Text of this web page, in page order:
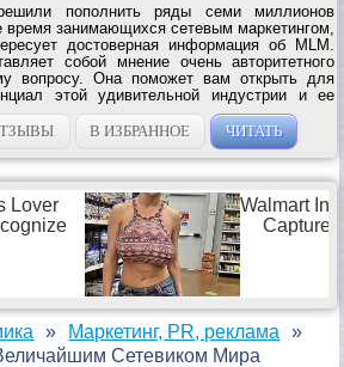
пополнить ряды семи миллионов
время занимающихся сетевым маркетингом,
достоверная информация об MLM.
собой мнение очень авторитетного
вопросу. Она поможет вам открыть для
этой удивительной индустрии и ее
применении ключевых аспектов. Вы
В ИЗБРАННОЕ ЧИТАТЬ
Маркетинг, PR, реклама
Сетевиком Мира